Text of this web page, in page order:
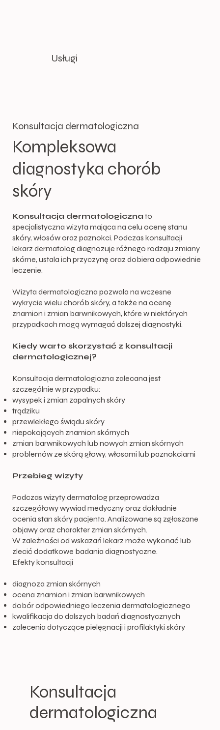
Konsultacja dermatologiczna
Kompleksowa
diagnostyka chorób
skóry
Konsultacja dermatologiczna to
specjalistyczna wizyta mająca na celu ocenę stanu
skóry, włosów oraz paznokci. Podczas konsultacji
lekarz dermatolog diagnozuje różnego rodzaju zmiany
skórne, ustala ich przyczynę oraz dobiera odpowiednie
leczenie.
Wizyta dermatologiczna pozwala na wczesne
wykrycie wielu chorób skóry, a także na ocenę
znamion i zmian barwnikowych, które w niektórych
przypadkach mogą wymagać dalszej diagnostyki.
Kiedy warto skorzystać z konsultacji
dermatologicznej?
Konsultacja dermatologiczna zalecana jest
szczególnie w przypadku:
wysypek i zmian zapalnych skóry
trądziku
przewlekłego świądu skóry
niepokojących znamion skórnych
zmian barwnikowych lub nowych zmian skórnych
problemów ze skórą głowy, włosami lub paznokciami
Przebieg wizyty
Podczas wizyty dermatolog przeprowadza
szczegółowy wywiad medyczny oraz dokładnie
ocenia stan skóry pacjenta. Analizowane są zgłaszane
objawy oraz charakter zmian skórnych.
W zależności od wskazań lekarz może wykonać lub
zlecić dodatkowe badania diagnostyczne.
Efekty konsultacji
diagnoza zmian skórnych
ocena znamion i zmian barwnikowych
dobór odpowiedniego leczenia dermatologicznego
kwalifikacja do dalszych badań diagnostycznych
zalecenia dotyczące pielęgnacji i profilaktyki skóry
Konsultacja
dermatologiczna
Usługi